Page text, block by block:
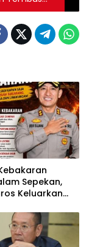
Sepekan,
Keluarkan